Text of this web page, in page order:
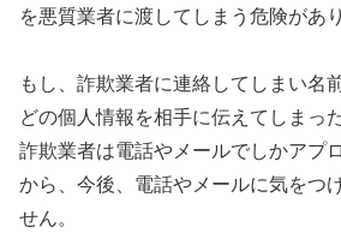
を悪質業者に渡してしまう危険があり
もし、詐欺業者に連絡してしまい名
どの個人情報を相手に伝えてしまっ
詐欺業者は電話やメールでしかアプ
から、今後、電話やメールに気をつ
せん。